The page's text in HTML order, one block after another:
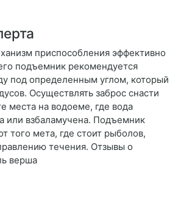
приспособления эффективно
подъемник рекомендуется
под определенным углом, который
Осуществлять заброс снасти
места на водоеме, где вода
или взбаламучена. Подъемник
того мета, где стоит рыболов,
течения. Отзывы о
верша